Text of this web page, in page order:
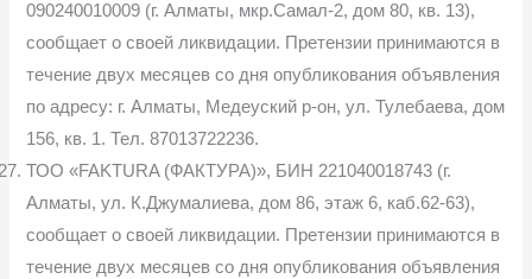
090240010009 (г. Алматы, мкр.Самал-2, дом 80, кв. 13),
сообщает о своей ликвидации. Претензии принимаются в
течение двух месяцев со дня опубликования объявления
по адресу: г. Алматы, Медеуский р-он, ул. Тулебаева, дом
156, кв. 1. Тел. 87013722236.
ТОО «FAKTURA (ФАКТУРА)», БИН 221040018743 (г.
Алматы, ул. К.Джумалиева, дом 86, этаж 6, каб.62-63),
сообщает о своей ликвидации. Претензии принимаются в
течение двух месяцев со дня опубликования объявления